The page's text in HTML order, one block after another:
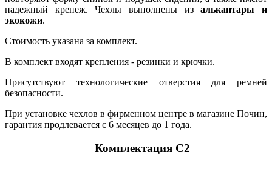
надежный крепеж. Чехлы выполнены изалькантары и
экокожи.
Стоимость указана за комплект.
В комплект входят крепления - резинки и крючки.
Присутствуют технологические отверстия для ремней
безопасности.
При установке чехлов в фирменном центре в магазине Почин,
гарантия продлевается с 6 месяцев до 1 года.
Комплектация C2